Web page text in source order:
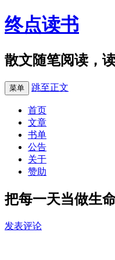
终点读书
散文随笔阅读，
菜单 跳至正文
首页
文章
书单
公告
关于
赞助
把每一天当做生
发表评论